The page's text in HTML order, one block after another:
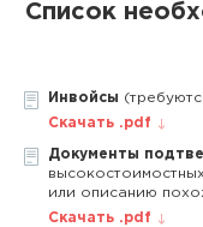
Список
Инвойсы
Скачать .pdf
Документы
или описанию
Скачать .pdf